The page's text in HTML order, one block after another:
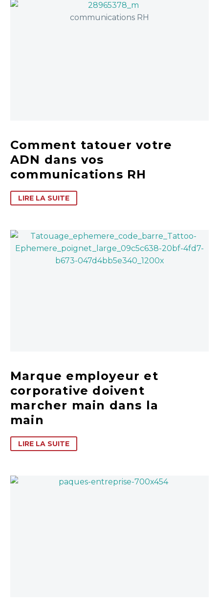
Comment tatouer votre
ADN dans vos
communications RH
LIRE LA SUITE
Marque employeur et
corporative doivent
marcher main dans la
main
LIRE LA SUITE